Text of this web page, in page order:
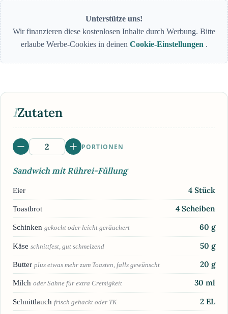
Unterstütze uns!
Wir finanzieren diese kostenlosen Inhalte durch Werbung. Bitte
erlaube Werbe-Cookies in deinen Cookie-Einstellungen .
IZutaten
PORTIONEN
Sandwich mit Rührei-Füllung
Eier 4 Stück
Toastbrot 4 Scheiben
Schinken gekocht oder leicht geräuchert 60 g
Käse schnittfest, gut schmelzend 50 g
Butter plus etwas mehr zum Toasten, falls gewünscht 20 g
Milch oder Sahne für extra Cremigkeit 30 ml
Schnittlauch frisch gehackt oder TK 2 EL